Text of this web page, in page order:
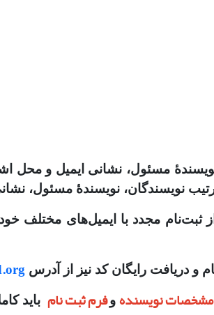
مسئول، نشانی ایمیل و محل
نویسندگان، نویسندهٔ مسئول،
از ثبت‌نام مجدد با ایمیل‌های
و دریافت رایگان کد نیز از آدرس
مشخصات نویسنده وفرم ثبت نام باید